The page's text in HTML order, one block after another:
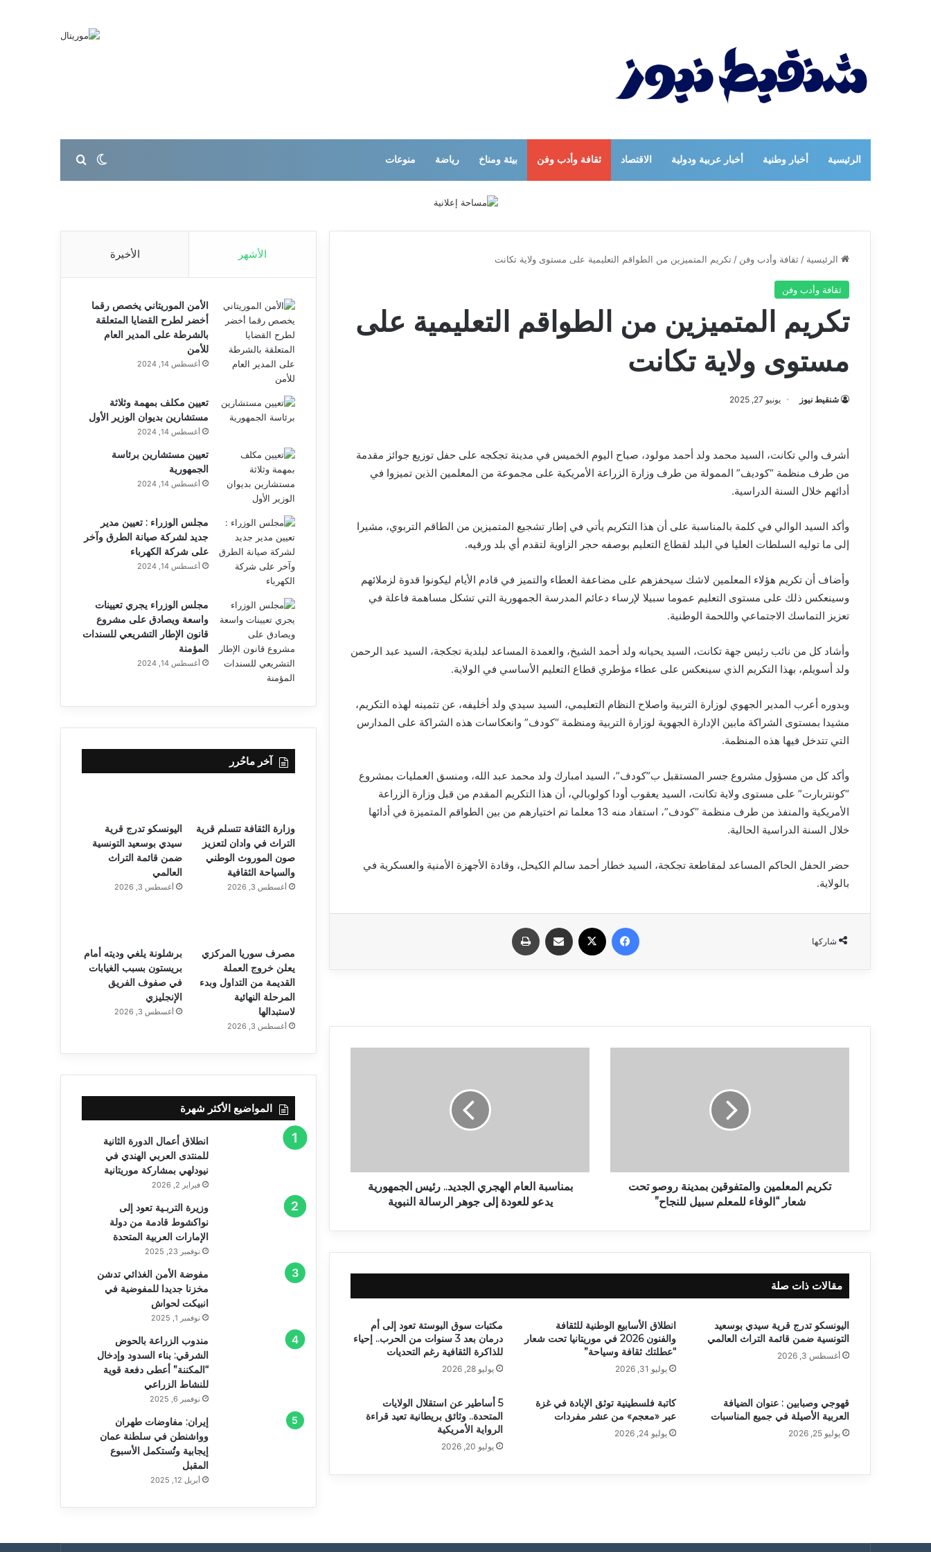
الرئيسية أخبار وطنية أخبار عربية ودولية الاقتصاد ثقافة وأدب وفن بيئة ومناخ رياضة منوعات الوضع المظلم
بحث عن
الرئيسية /ثقافة وأدب وفن /تكريم المتميزين من الطواقم التعليمية على مستوى ولاية تكانت
ثقافة وأدب وفن
تكريم المتميزين من الطواقم التعليمية على
مستوى ولاية تكانت
شنقيط نيوز يونيو 27, 2025
أشرف والي تكانت، السيد محمد ولد أحمد مولود، صباح اليوم الخميس في مدينة تجكجه على حفل توزيع جوائز مقدمة
من طرف منظمة “كوديف” الممولة من طرف وزارة الزراعة الأمريكية على مجموعة من المعلمين الذين تميزوا في
أدائهم خلال السنة الدراسية.
وأكد السيد الوالي في كلمة بالمناسبة على أن هذا التكريم يأتي في إطار تشجيع المتميزين من الطاقم التربوي، مشيرا
إلى ما توليه السلطات العليا في البلد لقطاع التعليم بوصفه حجر الزاوية لتقدم أي بلد ورقيه.
وأضاف أن تكريم هؤلاء المعلمين لاشك سيحفزهم على مضاعفة العطاء والتميز في قادم الأيام ليكونوا قدوة لزملائهم
وسينعكس ذلك على مستوى التعليم عموما سبيلا لإرساء دعائم المدرسة الجمهورية التي تشكل مساهمة فاعلة في
تعزيز التماسك الاجتماعي واللحمة الوطنية.
وأشاد كل من نائب رئيس جهة تكانت، السيد يحيانه ولد أحمد الشيخ، والعمدة المساعد لبلدية تجكجة، السيد عبد الرحمن
ولد أسويلم، بهذا التكريم الذي سينعكس على عطاء مؤطري قطاع التعليم الأساسي في الولاية.
وبدوره أعرب المدير الجهوي لوزارة التربية واصلاح النظام التعليمي، السيد سيدي ولد أخليفه، عن تثمينه لهذه التكريم،
مشيدا بمستوى الشراكة مابين الإدارة الجهوية لوزارة التربية ومنظمة “كودف” وانعكاسات هذه الشراكة على المدارس
التي تتدخل فيها هذه المنظمة.
وأكد كل من مسؤول مشروع جسر المستقبل ب”كودف”، السيد امبارك ولد محمد عبد الله، ومنسق العمليات بمشروع
“كونتربارت” على مستوى ولاية تكانت، السيد يعقوب أودا كولوبالي، أن هذا التكريم المقدم من قبل وزارة الزراعة
الأمريكية والمنفذ من طرف منظمة “كودف”، استفاد منه 13 معلما تم اختيارهم من بين الطواقم المتميزة في أدائها
خلال السنة الدراسية الحالية.
حضر الحفل الحاكم المساعد لمقاطعة تجكجة، السيد خطار أحمد سالم الكيحل، وقادة الأجهزة الأمنية والعسكرية في
بالولاية.
شاركها
فيسبوك مشاركة عبر البريد
تكريم المعلمين والمتفوقين بمدينة روصو تحت
شعار “الوفاء للمعلم سبيل للنجاح”
بمناسبة العام الهجري الجديد.. رئيس الجمهورية
يدعو للعودة إلى جوهر الرسالة النبوية
مقالات ذات صلة
اليونسكو تدرج قرية سيدي بوسعيد
التونسية ضمن قائمة التراث العالمي
أغسطس 3, 2026
انطلاق الأسابيع الوطنية للثقافة
والفنون 2026 في موريتانيا تحت شعار
“عطلتك ثقافة وسياحة”
يوليو 31, 2026
مكتبات سوق البوستة تعود إلى أم
درمان بعد 3 سنوات من الحرب.. إحياء
للذاكرة الثقافية رغم التحديات
يوليو 28, 2026
قهوجي وصبابين : عنوان الضيافة
العربية الأصيلة في جميع المناسبات
يوليو 25, 2026
كاتبة فلسطينية توثق الإبادة في غزة
عبر «معجم» من عشر مفردات
يوليو 24, 2026
5 أساطير عن استقلال الولايات
المتحدة.. وثائق بريطانية تعيد قراءة
الرواية الأمريكية
يوليو 20, 2026
الأشهر الأخيرة
الأمن الموريتاني يخصص رقما
أخضر لطرح القضايا المتعلقة
بالشرطة على المدير العام
للأمن
أغسطس 14, 2024
تعيين مكلف بمهمة وثلاثة
مستشارين بديوان الوزير الأول
أغسطس 14, 2024
تعيين مستشارين برئاسة
الجمهورية
أغسطس 14, 2024
مجلس الوزراء : تعيين مدير
جديد لشركة صيانة الطرق وآخر
على شركة الكهرباء
أغسطس 14, 2024
مجلس الوزراء يجري تعيينات
واسعة ويصادق على مشروع
قانون الإطار التشريعي للسندات
المؤمنة
أغسطس 14, 2024
آخر ماحُرر
وزارة الثقافة تتسلم قرية
التراث في وادان لتعزيز
صون الموروث الوطني
والسياحة الثقافية
أغسطس 3, 2026
اليونسكو تدرج قرية
سيدي بوسعيد التونسية
ضمن قائمة التراث
العالمي
أغسطس 3, 2026
مصرف سوريا المركزي
يعلن خروج العملة
القديمة من التداول وبدء
المرحلة النهائية
لاستبدالها
أغسطس 3, 2026
برشلونة يلغي وديته أمام
بريستون بسبب الغيابات
في صفوف الفريق
الإنجليزي
أغسطس 3, 2026
المواضيع الأكثر شهرة
انطلاق أعمال الدورة الثانية
للمنتدى العربي الهندي في
نيودلهي بمشاركة موريتانية
فبراير 2, 2026
وزيرة التربـية تعود إلى
نواكشوط قادمة من دولة
الإمارات العربية المتحدة
نوفمبر 23, 2025
مفوضة الأمن الغذائي تدشن
مخزنا جديدا للمفوضية في
انبيكت لحواش
نوفمبر 1, 2025
مندوب الزراعة بالحوض
الشرقي: بناء السدود وإدخال
“المكننة” أعطى دفعة قوية
للنشاط الزراعي
نوفمبر 6, 2025
إيران: مفاوضات طهران
وواشنطن في سلطنة عمان
إيجابية وتُستكمل الأسبوع
المقبل
أبريل 12, 2025